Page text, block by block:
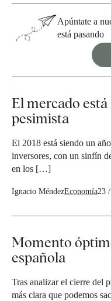
Apúntate a
está pasando
El mercado
pesimista
El 2018 está siendo un
inversores, con un sinfín
en los […]
Ignacio MéndezEconomía23
Momento
española
Tras analizar el cierre del
más clara que podemos